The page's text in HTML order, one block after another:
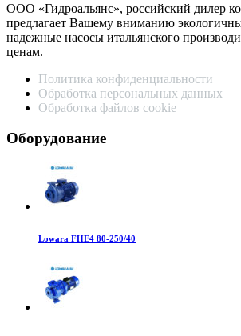
ООО «Гидроальянс», российский дилер
предлагает Вашему вниманию
надежные насосы итальянского
ценам.
Политика конфиденциальности
Обработка персональных данных
Обработка файлов cookie
Оборудование
Lowara FHE4 80-250/40